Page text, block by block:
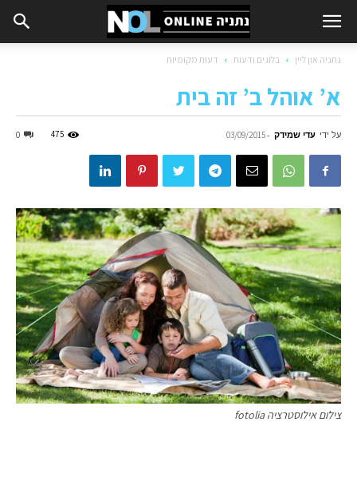
נתניה און ליין בלוגים ודעות דעות מקומיות
א’ אוהל ב’ זה בית
על ידי עדי שמידק -
03/09/2015
0 475
צילום אילוסטרציה fotolia